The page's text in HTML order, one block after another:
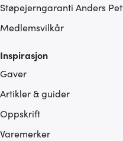
Støpejerngaranti Anders
Medlemsvilkår
Inspirasjon
Gaver
Artikler & guider
Oppskrift
Varemerker